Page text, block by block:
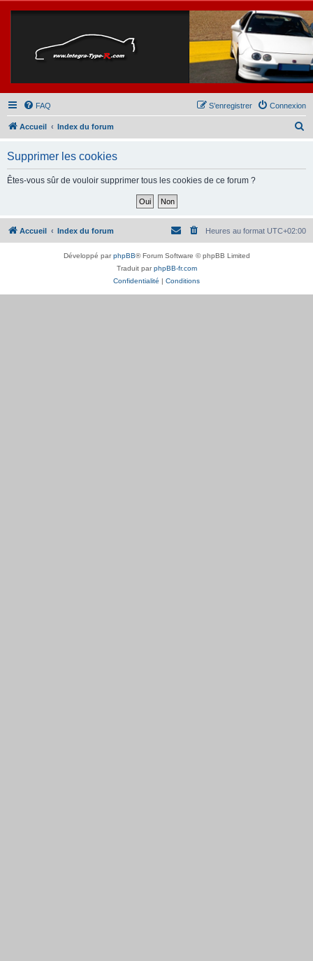
FAQ Connexion
S’enregistrer
Accueil Index du forum
h
Supprimer les cookies
Êtes-vous sûr de vouloir supprimer tous les cookies de ce forum ?
Accueil Index du forum Heures au format UTC+02:00
Développé parphpBB® Forum Software © phpBB Limited
Traduit parphpBB-fr.com
Confidentialité | Conditions